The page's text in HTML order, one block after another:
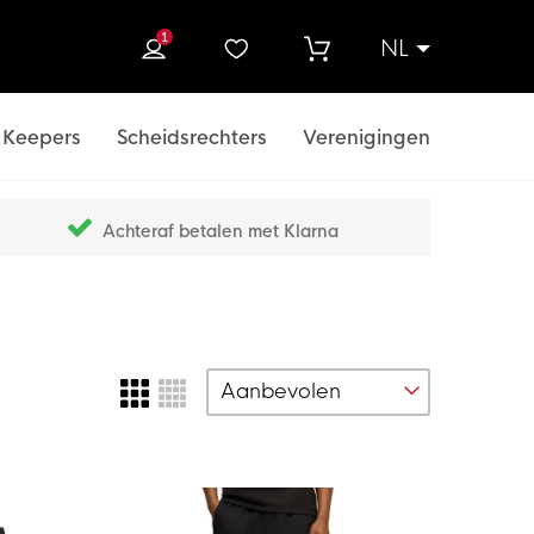
NL
1
Keepers Scheidsrechters Verenigingen
Achteraf betalen met Klarna